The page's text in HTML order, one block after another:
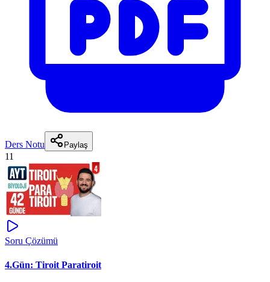
Ders Notu Paylaş
11
Soru Çözümü
4.Gün: Tiroit Paratiroit